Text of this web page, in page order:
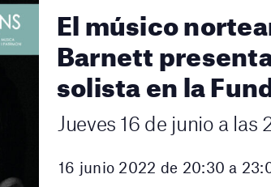
El músico
Barnett
solista en la
Jueves 16 de junio a las
16 junio 2022 de 20:30 a